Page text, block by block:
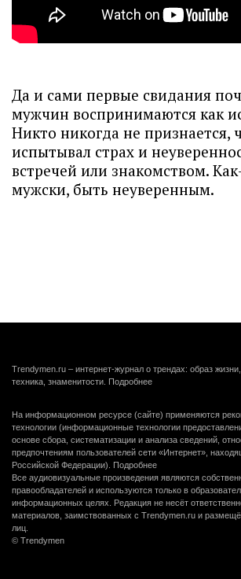
Да и сами первые свидания
мужчин воспринимаются как
Никто никогда не признается,
испытывал страх и
встречей или знакомством.
мужски, быть неуверенным.
Trendymen.ru – интернет-журнал о трендах: образ
техника, знаменитости. Подробнее
На информационном ресурсе (сайте) применяются
технологии (информационные технологии
основе сбора, систематизации и анализа сведений,
предпочтениям пользователей сети «Интернет»,
Российской Федерации). Подробнее
Все аудиовизуальные произведения являются
правообладателей и используются только в
информационных целях. Редакция не несёт
материалов, заимствованных с Trendymen.ru и
лиц.
© Trendymen